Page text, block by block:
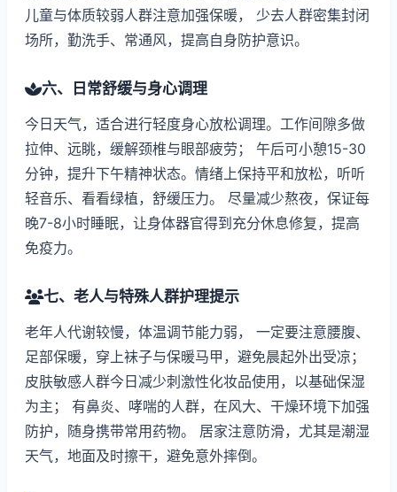
儿童与体质较弱人群注意加强保暖， 少去人群密集封闭
场所，勤洗手、常通风，提高自身防护意识。
六、日常舒缓与身心调理
今日天气，适合进行轻度身心放松调理。工作间隙多做
拉伸、远眺，缓解颈椎与眼部疲劳； 午后可小憩15-30
分钟，提升下午精神状态。情绪上保持平和放松，听听
轻音乐、看看绿植，舒缓压力。 尽量减少熬夜，保证每
晚7-8小时睡眠，让身体器官得到充分休息修复，提高
免疫力。
七、老人与特殊人群护理提示
老年人代谢较慢，体温调节能力弱， 一定要注意腰腹、
足部保暖，穿上袜子与保暖马甲，避免晨起外出受凉；
皮肤敏感人群今日减少刺激性化妆品使用，以基础保湿
为主； 有鼻炎、哮喘的人群，在风大、干燥环境下加强
防护，随身携带常用药物。 居家注意防滑，尤其是潮湿
天气，地面及时擦干，避免意外摔倒。